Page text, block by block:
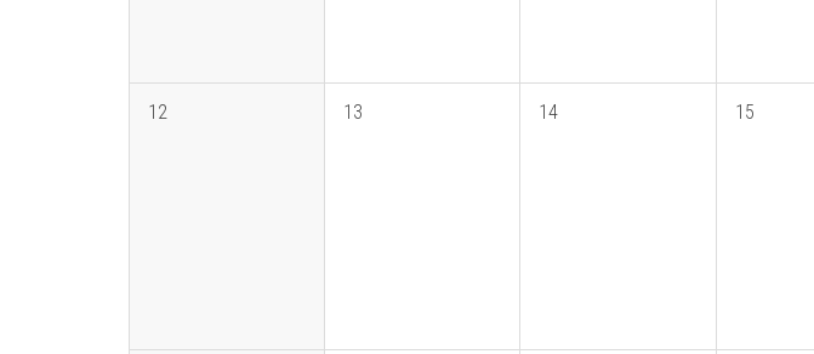
12 13 14 15